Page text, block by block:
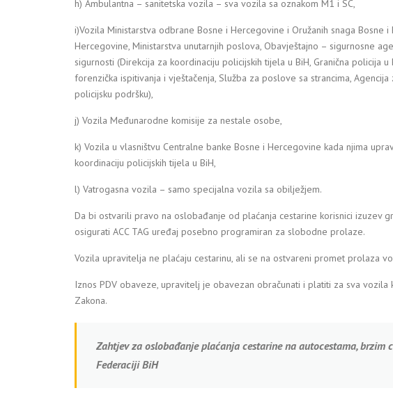
h) Ambulantna – sanitetska vozila – sva vozila sa oznakom M1 i SC,
i)Vozila Ministarstva odbrane Bosne i Hercegovine i Oružanih snaga
Hercegovine, Ministarstva unutarnjih poslova, Obavještajno – sigurnosne
sigurnosti (Direkcija za koordinaciju policijskih tijela u BiH, Granična policija
forenzička ispitivanja i vještačenja, Služba za poslove sa strancima,
policijsku podršku),
j) Vozila Međunarodne komisije za nestale osobe,
k) Vozila u vlasništvu Centralne banke Bosne i Hercegovine kada njima
koordinaciju policijskih tijela u BiH,
l) Vatrogasna vozila – samo specijalna vozila sa obilježjem.
Da bi ostvarili pravo na oslobađanje od plaćanja cestarine korisnici izuzev
osigurati ACC TAG uređaj posebno programiran za slobodne prolaze.
Vozila upravitelja ne plaćaju cestarinu, ali se na ostvareni promet prolaza
Iznos PDV obaveze, upravitelj je obavezan obračunati i platiti za sva
Zakona.
Zahtjev za oslobađanje plaćanja cestarine na autocestama, brzim
Federaciji BiH